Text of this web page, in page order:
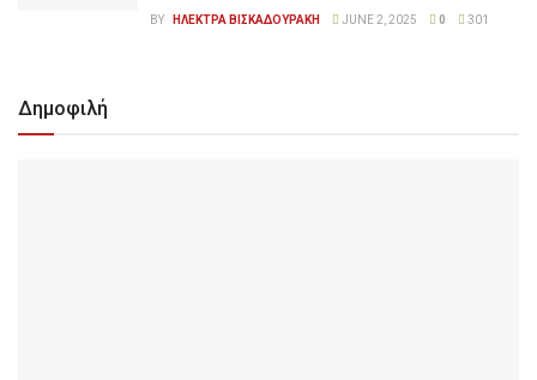
BY ΗΛΕΚΤΡΑ ΒΙΣΚΑΔΟΥΡΑΚΗ JUNE 2, 2025 0 301
Δημοφιλή